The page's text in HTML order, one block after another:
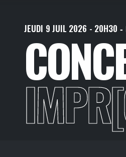
JEUDI 9 JUIL 2026 - 20H30 -